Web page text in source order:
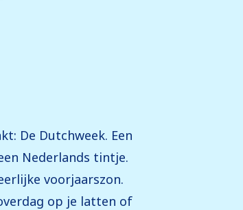
De Dutchweek. Een
Nederlands tintje.
voorjaarszon.
op je latten of